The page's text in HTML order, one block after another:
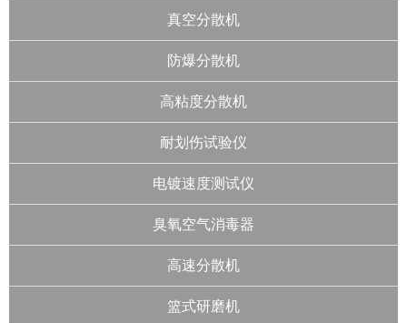
真空分散机
防爆分散机
高粘度分散机
耐划伤试验仪
电镀速度测试仪
臭氧空气消毒器
高速分散机
篮式研磨机